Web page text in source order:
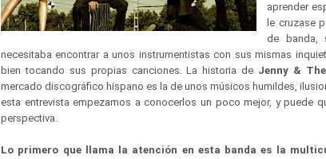
aprender
le cruzase
de banda,
necesitaba encontrar a unos instrumentistas con sus mismas
bien tocando sus propias canciones. La historia de Jenny &
mercado discográfico hispano es la de unos músicos humildes,
esta entrevista empezamos a conocerlos un poco mejor, y puede
perspectiva.
Lo primero que llama la atención en esta banda es la